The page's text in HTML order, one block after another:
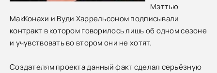
Мэттью
МакКонахи и Вуди Харрельсоном подписывали
контракт в котором говорилось лишь об одном сезоне
и учувствовать во втором они не хотят.
Создателям проекта данный факт сделал серьёзную